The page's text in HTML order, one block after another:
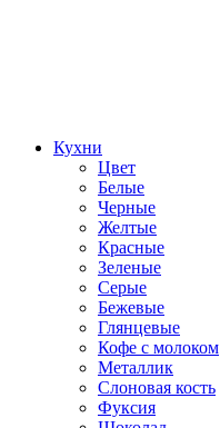
Кухни
Цвет
Белые
Черные
Желтые
Красные
Зеленые
Серые
Бежевые
Глянцевые
Кофе с молоком
Металлик
Слоновая кость
Фуксия